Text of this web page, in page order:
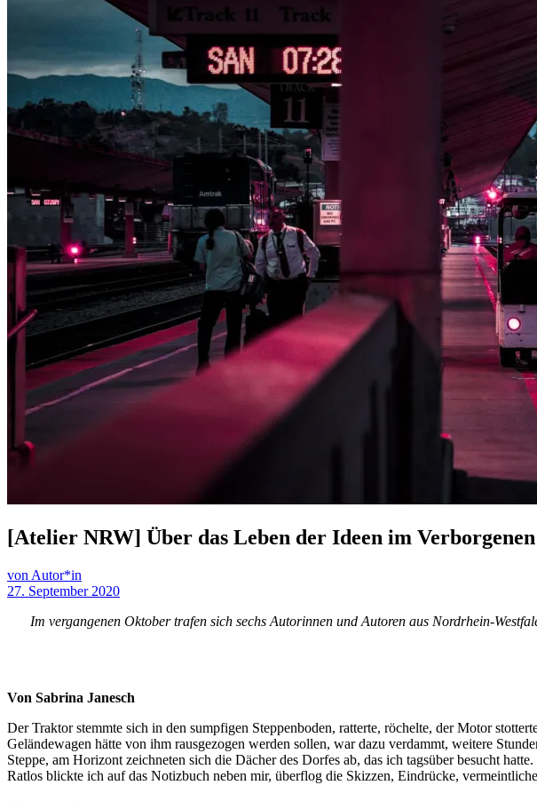
[Atelier NRW] Über das Leben der Ideen im Verborgenen
von Autor*in
27. September 2020
Im vergangenen Oktober trafen sich sechs Autorinnen und Autoren aus Nordrhein-
Von Sabrina Janesch
Der Traktor stemmte sich in den sumpfigen Steppenboden, ratterte, röchelte, der Motor
Geländewagen hätte von ihm rausgezogen werden sollen, war dazu verdammt, weitere
Steppe, am Horizont zeichneten sich die Dächer des Dorfes ab, das ich tagsüber besucht
Ratlos blickte ich auf das Notizbuch neben mir, überflog die Skizzen, Eindrücke,